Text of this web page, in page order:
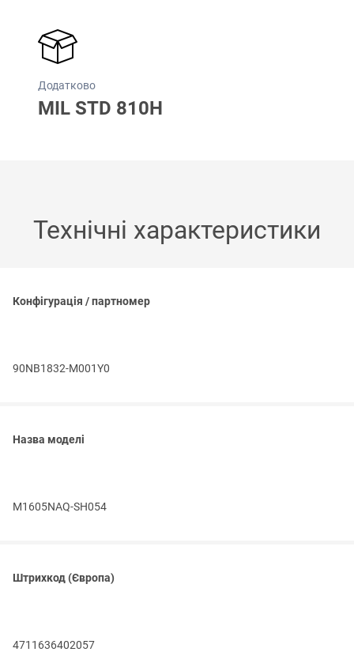
Додатково
MIL STD 810H
Технічні характеристики
Конфігурація / партномер
90NB1832-M001Y0
Назва моделі
M1605NAQ-SH054
Штрихкод (Європа)
4711636402057